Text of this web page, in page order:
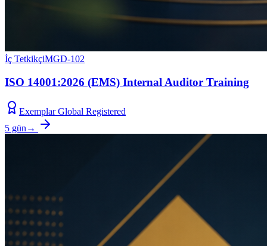
İç TetkikçiMGD-102
ISO 14001:2026 (EMS) Internal Auditor Training
Exemplar Global Registered
5 gün →